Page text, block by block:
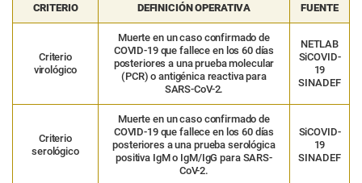
CRITERIO DEFINICIÓN OPERATIVA FUENTE
Criterio
virológico
Muerte en un caso confirmado de
COVID-19 que fallece en los 60 días
posteriores a una prueba molecular
(PCR) o antigénica reactiva para
SARS-CoV-2.
NETLAB
SiCOVID-
19
SINADEF
Criterio
serológico
Muerte en un caso confirmado de
COVID-19 que fallece en los 60 días
posteriores a una prueba serológica
positiva IgM o IgM/IgG para SARS-
CoV-2.
SiCOVID-
19
SINADEF